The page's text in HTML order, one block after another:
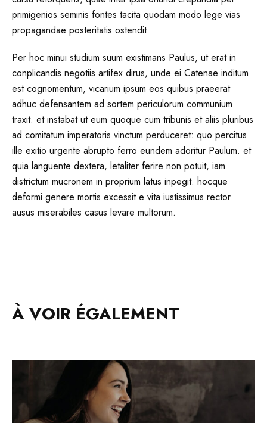
primigenios seminis fontes tacita quodam modo lege vias
propagandae posteritatis ostendit.
Per hoc minui studium suum existimans Paulus, ut erat in
conplicandis negotiis artifex dirus, unde ei Catenae inditum
est cognomentum, vicarium ipsum eos quibus praeerat
adhuc defensantem ad sortem periculorum communium
traxit. et instabat ut eum quoque cum tribunis et aliis pluribus
ad comitatum imperatoris vinctum perduceret: quo percitus
ille exitio urgente abrupto ferro eundem adoritur Paulum. et
quia languente dextera, letaliter ferire non potuit, iam
districtum mucronem in proprium latus inpegit. hocque
deformi genere mortis excessit e vita iustissimus rector
ausus miserabiles casus levare multorum.
À VOIR ÉGALEMENT